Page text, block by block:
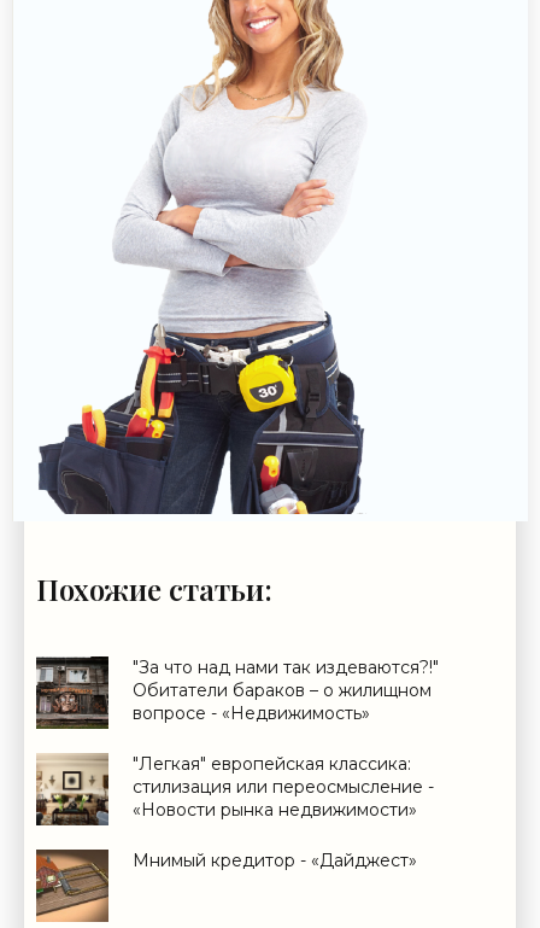
Похожие статьи:
"За что над нами так издеваются?!"
Обитатели бараков – о жилищном
вопросе - «Недвижимость»
"Легкая" европейская классика:
стилизация или переосмысление -
«Новости рынка недвижимости»
Мнимый кредитор - «Дайджест»